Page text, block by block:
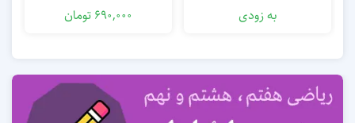
به زودی 690,000 تومان